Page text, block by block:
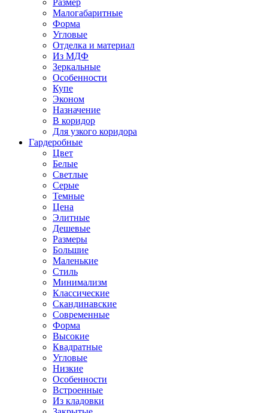
Размер
Малогабаритные
Форма
Угловые
Отделка и материал
Из МДФ
Зеркальные
Особенности
Купе
Эконом
Назначение
В коридор
Для узкого коридора
Гардеробные
Цвет
Белые
Светлые
Серые
Темные
Цена
Элитные
Дешевые
Размеры
Большие
Маленькие
Стиль
Минимализм
Классические
Скандинавские
Современные
Форма
Высокие
Квадратные
Угловые
Низкие
Особенности
Встроенные
Из кладовки